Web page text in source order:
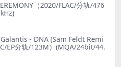
（2020/FLAC/分轨/476
- DNA (Sam Feldt Remi
EP分轨/123M）(MQA/24bit/44.